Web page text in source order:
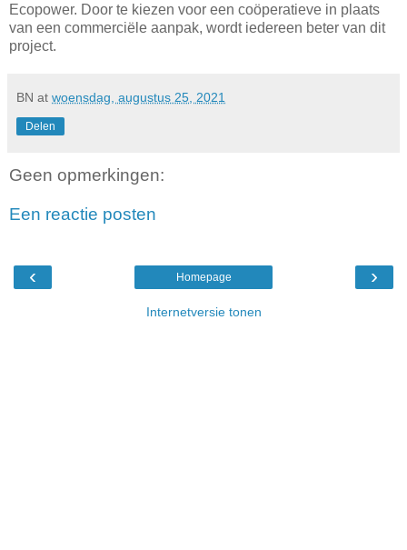
Ecopower. Door te kiezen voor een coöperatieve in plaats
van een commerciële aanpak, wordt iedereen beter van dit
project.
BN at woensdag, augustus 25, 2021
Delen
Geen opmerkingen:
Een reactie posten
‹ ›
Homepage
Internetversie tonen